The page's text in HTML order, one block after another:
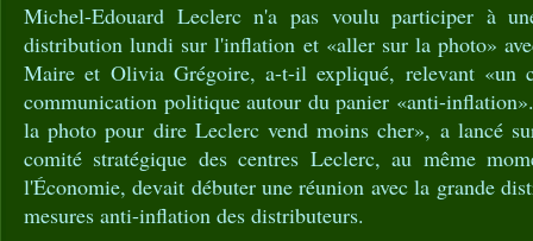
Michel-Edouard Leclerc n'a pas voulu participer à
distribution lundi sur l'inflation et «aller sur la photo»
Maire et Olivia Grégoire, a-t-il expliqué, relevant «un
communication politique autour du panier «anti-
la photo pour dire Leclerc vend moins cher», a lancé
comité stratégique des centres Leclerc, au même
l'Économie, devait débuter une réunion avec la grande
mesures anti-inflation des distributeurs.